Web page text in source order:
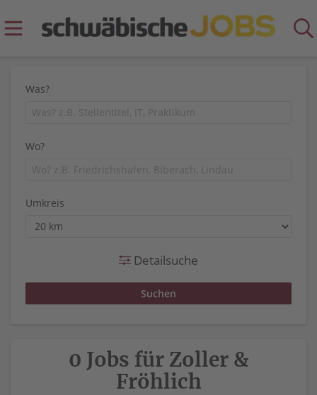
Was?
Wo?
Umkreis
Detailsuche
0 Jobs für Zoller &
Fröhlich